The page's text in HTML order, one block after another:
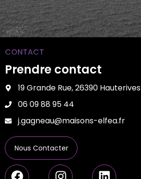
CONTACT
Prendre contact
19 Grande Rue, 26390 Hauterives
06 09 88 95 44
j.gagneau@maisons-elfea.fr
Nous Contacter